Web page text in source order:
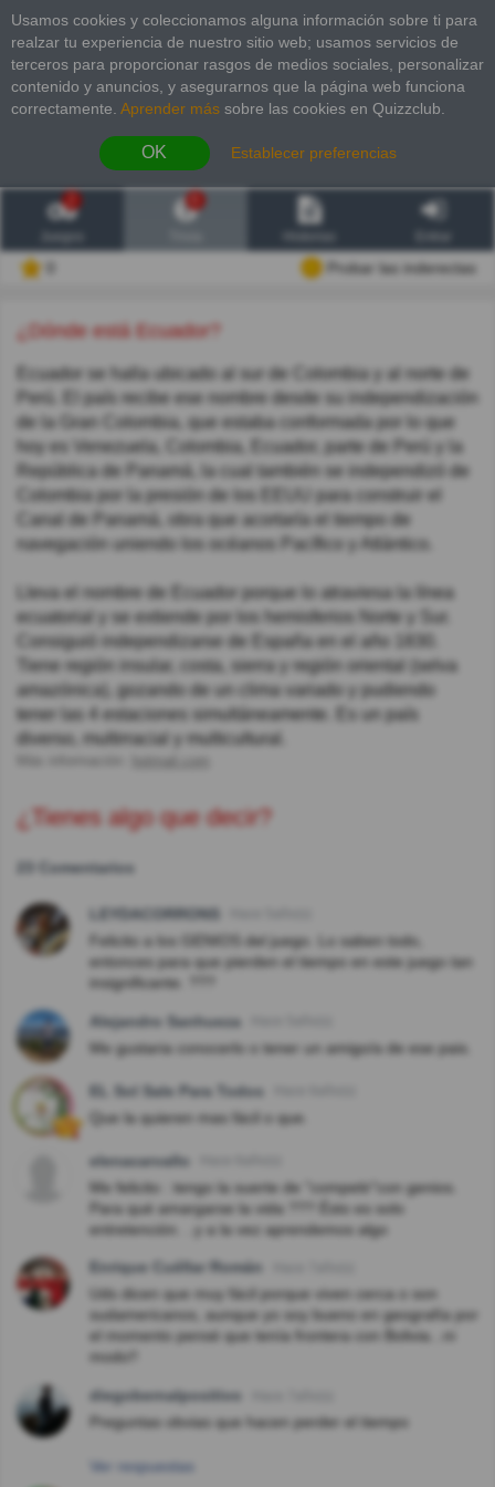
Usamos cookies y coleccionamos alguna información sobre ti para
realzar tu experiencia de nuestro sitio web; usamos servicios de
terceros para proporcionar rasgos de medios sociales, personalizar
contenido y anuncios, y asegurarnos que la página web funciona
correctamente. Aprender más sobre las cookies en Quizzclub.
OK Establecer preferencias
2
Probar las inderectas
¿Dónde está Ecuador?
Ecuador se halla ubicado al sur de Colombia y al norte de
Perú. El país recibe ese nombre desde su independización
de la Gran Colombia, que estaba conformada por lo que
hoy es Venezuela, Colombia, Ecuador, parte de Perú y la
República de Panamá, la cual también se independizó de
Colombia por la presión de los EEUU para construir el
Canal de Panamá, obra que acortaría el tiempo de
navegación uniendo los océanos Pacífico y Atlántico.
Lleva el nombre de Ecuador porque lo atraviesa la línea
ecuatorial y se extiende por los hemisferios Norte y Sur.
Consiguió independizarse de España en el año 1830.
Tiene región insular, costa, sierra y región oriental (selva
amazónica), gozando de un clima variado y pudiendo
tener las 4 estaciones simultáneamente. Es un país
diverso, multirracial y multicultural.
¿Tienes algo que decir?
23 Comentarios
LEYDACORRONS
Felicito a los GENIOS del juego. Lo saben todo,
entonces para que pierden el tiempo en este juego tan
insignificante. ???
Alejandro Sanhueza
Me gustaria conocerlo o tener un amigo/a de ese pais.
EL Sol Sale Para Todos
Que la quieren mas fácil o que.
elenacarvallo
Me felicito : tengo la suerte de "competir"con genios.
Para qué amargarse la vida ??? Ésto es solo
entretención. ..y a la vez aprendemos algo
Enrique Cuéllar Román
Uds dicen que muy fácil porque viven cerca o son
sudamericanos, aunque yo soy bueno en geografía por
el momento pensé que tenía frontera con Bolivia...ni
modo!!
diegobernalpositivo
Preguntas obvias que hacen perder el tiempo
Ver respuestas